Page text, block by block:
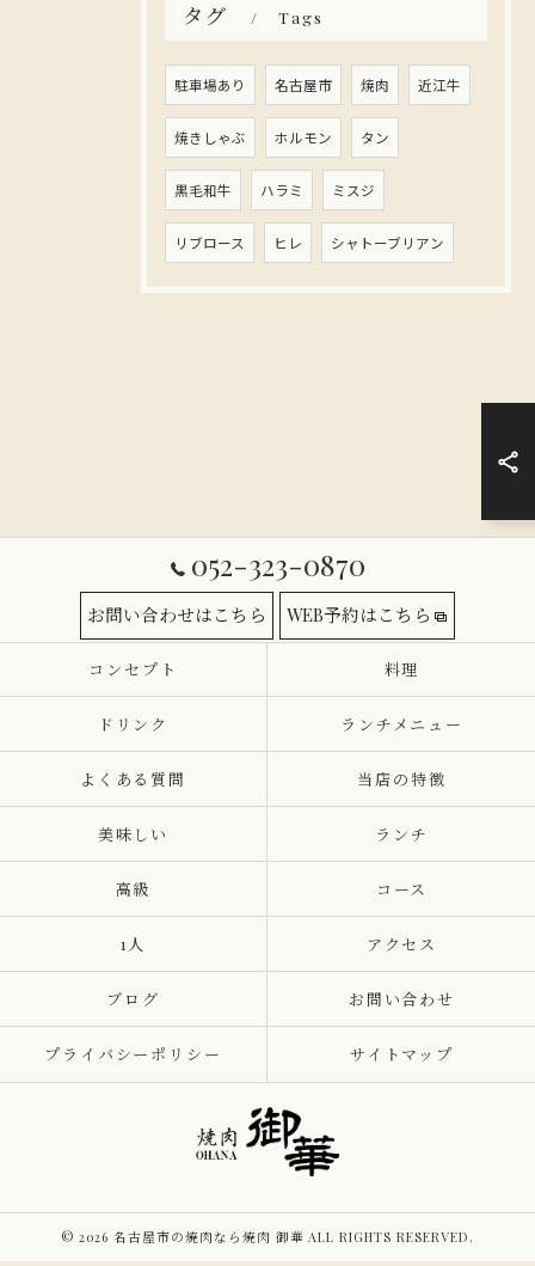
タグ Tags
駐車場あり 名古屋市 焼肉 近江牛
焼きしゃぶ ホルモン タン
黒毛和牛 ハラミ ミスジ
リブロース ヒレ シャトーブリアン
052-323-0870
お問い合わせはこちら WEB予約はこちら
コンセプト 料理
ドリンク ランチメニュー
よくある質問 当店の特徴
美味しい ランチ
高級 コース
1人 アクセス
ブログ お問い合わせ
プライバシーポリシー サイトマップ
© 2026 名古屋市の焼肉なら焼肉 御華 ALL RIGHTS RESERVED.